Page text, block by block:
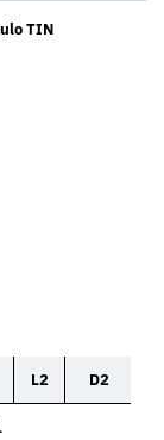
TIN
L2 D2